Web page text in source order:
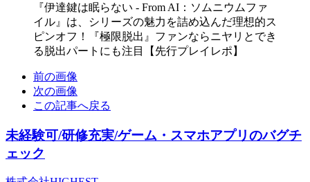
『伊達鍵は眠らない - From AI：ソムニウムファ
イル』は、シリーズの魅力を詰め込んだ理想的ス
ピンオフ！『極限脱出』ファンならニヤリとでき
る脱出パートにも注目【先行プレイレポ】
前の画像
次の画像
この記事へ戻る
未経験可/研修充実/ゲーム・スマホアプリのバグチ
ェック